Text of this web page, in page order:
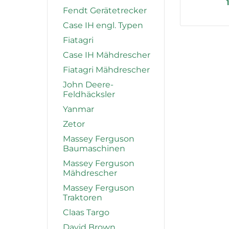
Fendt Gerätetrecker
Case IH engl. Typen
Fiatagri
Case IH Mähdrescher
Fiatagri Mähdrescher
John Deere-
Feldhäcksler
Yanmar
Zetor
Massey Ferguson
Baumaschinen
Massey Ferguson
Mähdrescher
Massey Ferguson
Traktoren
Claas Targo